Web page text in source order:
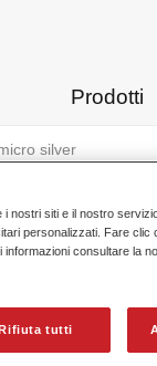
Prodotti
silver
Colour
nostri siti e il nostro
personalizzati. Fare clic
consultare la
tutti